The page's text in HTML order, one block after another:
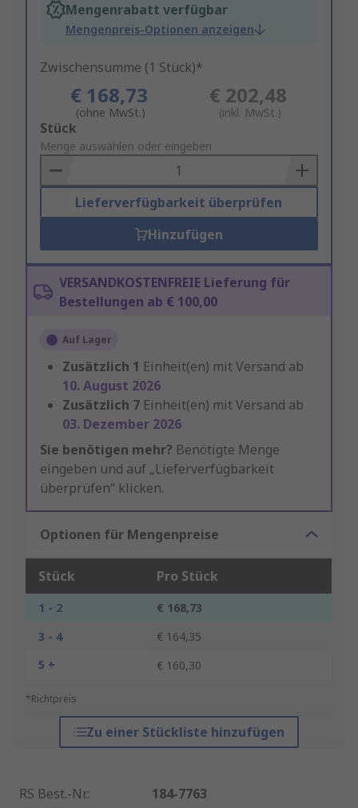
Mengenrabatt verfügbar
Mengenpreis-Optionen anzeigen
Zwischensumme (1 Stück)*
€ 168,73
(ohne MwSt.)
€ 202,48
(inkl. MwSt.)
Add
to
Basket
Stück
Menge auswählen oder eingeben
Lieferverfügbarkeit überprüfen
Hinzufügen
VERSANDKOSTENFREIE Lieferung für
Bestellungen ab € 100,00
Auf Lager
Zusätzlich 1 Einheit(en) mit Versand ab
10. August 2026
Zusätzlich 7 Einheit(en) mit Versand ab
03. Dezember 2026
Sie benötigen mehr? Benötigte Menge
eingeben und auf „Lieferverfügbarkeit
überprüfen“ klicken.
Optionen für Mengenpreise
Stück Pro Stück
1 - 2
€ 168,73
3 - 4
€ 164,35
5 +
€ 160,30
*Richtpreis
Zu einer Stückliste hinzufügen
RS Best.-Nr.:
184-7763